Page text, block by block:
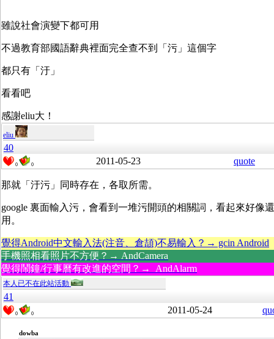
雖說社會演變下都可用
不過教育部國語辭典裡面完全查不到「污」這個字
都只有「汙」
看看吧
感謝eliu大！
eliu
40
0 0 2011-05-23 quote
那就「汙污」同時存在，各取所需。
google 裏面輸入污，會看到一堆污開頭的相關詞，看起來好像
用。
覺得Android中文輸入法(注音、倉頡)不易輸入？→ gcin Android
手機照相看照片不方便？→ AndCamera
覺得鬧鐘/行事曆有改進的空間？→ AndAlarm
本人已不在此站活動
41
0 0 2011-05-24
dowba